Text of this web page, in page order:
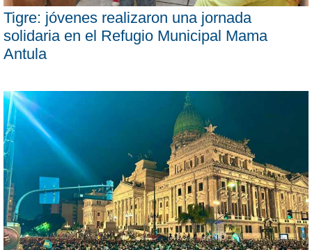
Tigre: jóvenes realizaron una jornada
solidaria en el Refugio Municipal Mama
Antula